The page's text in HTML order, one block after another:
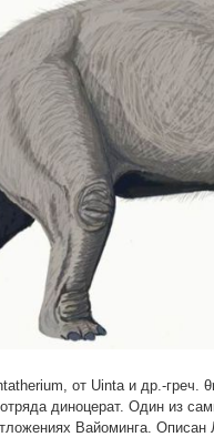
от Uinta и др.-
диноцерат. Один из
Вайоминга.